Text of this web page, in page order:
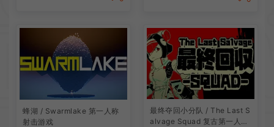
蜂湖 / Swarmlake 第一人称
射击游戏
最终夺回小分队 / The Last S
alvage Squad 复古第一人称